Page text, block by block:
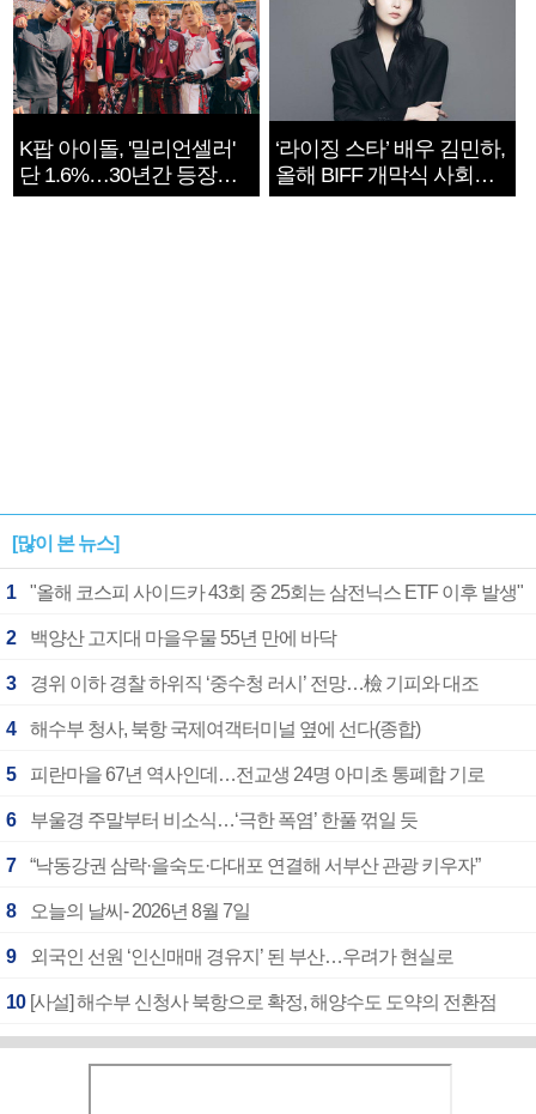
K팝 아이돌, '밀리언셀러'
단 1.6%…30년간 등장
1182개팀 전수조사
‘라이징 스타’ 배우 김민하,
올해 BIFF 개막식 사회자
확정
[많이 본 뉴스]
1 "올해 코스피 사이드카 43회 중 25회는 삼전닉스 ETF 이후 발생"
2 백양산 고지대 마을우물 55년 만에 바닥
3 경위 이하 경찰 하위직 ‘중수청 러시’ 전망…檢 기피와 대조
4 해수부 청사, 북항 국제여객터미널 옆에 선다(종합)
5 피란마을 67년 역사인데…전교생 24명 아미초 통폐합 기로
6 부울경 주말부터 비소식…‘극한 폭염’ 한풀 꺾일 듯
7 “낙동강권 삼락·을숙도·다대포 연결해 서부산 관광 키우자”
8 오늘의 날씨- 2026년 8월 7일
9 외국인 선원 ‘인신매매 경유지’ 된 부산…우려가 현실로
10 [사설] 해수부 신청사 북항으로 확정, 해양수도 도약의 전환점